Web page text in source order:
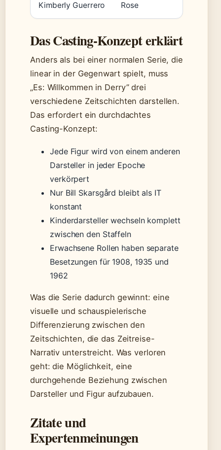
Kimberly Guerrero Rose
Das Casting-Konzept erklärt
Anders als bei einer normalen Serie, die
linear in der Gegenwart spielt, muss
„Es: Willkommen in Derry” drei
verschiedene Zeitschichten darstellen.
Das erfordert ein durchdachtes
Casting-Konzept:
Jede Figur wird von einem anderen
Darsteller in jeder Epoche
verkörpert
Nur Bill Skarsgård bleibt als IT
konstant
Kinderdarsteller wechseln komplett
zwischen den Staffeln
Erwachsene Rollen haben separate
Besetzungen für 1908, 1935 und
1962
Was die Serie dadurch gewinnt: eine
visuelle und schauspielerische
Differenzierung zwischen den
Zeitschichten, die das Zeitreise-
Narrativ unterstreicht. Was verloren
geht: die Möglichkeit, eine
durchgehende Beziehung zwischen
Darsteller und Figur aufzubauen.
Zitate und
Expertenmeinungen